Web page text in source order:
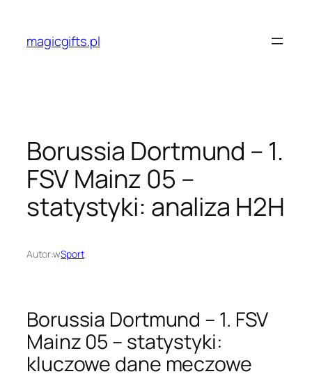
treścimagicgifts.pl
Borussia Dortmund – 1.
FSV Mainz 05 –
statystyki: analiza H2H
Autor:wSport
Borussia Dortmund – 1. FSV
Mainz 05 – statystyki:
kluczowe dane meczowe